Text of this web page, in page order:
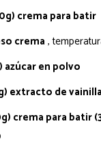
crema para batir
crema,
azúcar en polvo
extracto de vainilla
crema para batir